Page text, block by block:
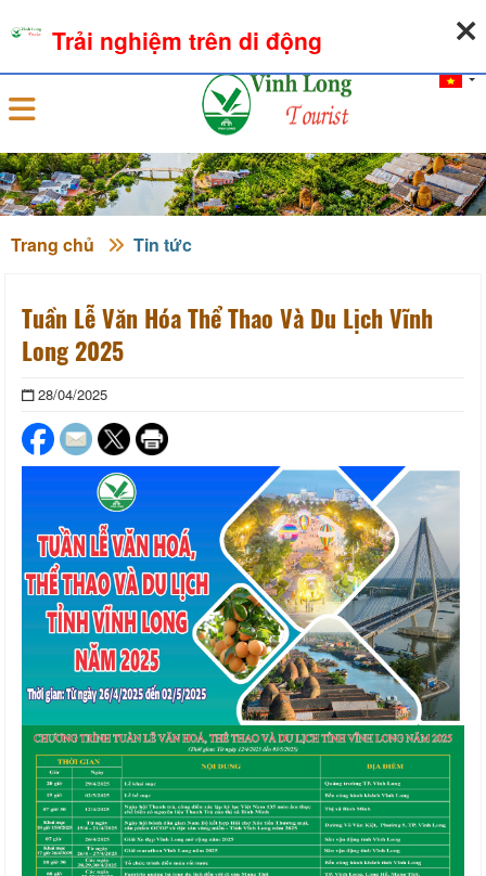
Đăng nhập
Trang chủ Tin tức
Tuần Lễ Văn Hóa Thể Thao Và Du Lịch Vĩnh
Long 2025
28/04/2025
Trải nghiệm trên di động